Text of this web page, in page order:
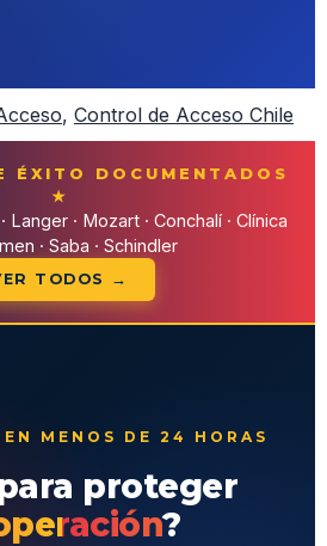
, Control de Acceso Chile
ÉXITO DOCUMENTADOS
★
Langer · Mozart · Conchalí · Clínica
· Saba · Schindler
TODOS →
MENOS DE 24 HORAS
proteger
?